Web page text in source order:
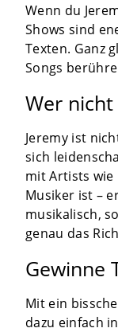
Wenn du
Shows sind
Texten. Ganz
Songs
Wer
Jeremy ist
sich
mit Artists wie
Musiker ist –
musikalisch,
genau das
Gewinne
Mit ein
dazu einfach